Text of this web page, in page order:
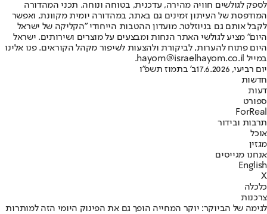
לספק לגולשים חוויה מהירה, עדכנית, בטוחה ונוחה. תכני המהדורה
המודפסת של העיתון זמינים גם באתר, במהדורה יומית מקוונת, ואפשר
לקבל אותם גם בניוזלטר. מועדון ההטבות הייחודי "הקליקה של ישראל
היום" מציע לגולשי האתר הנחות ומבצעים על מוצרים ושירותים. ישראל
היום פתוח להערות, לביקורת ולהצעות לשיפור מקהל הקוראים. פנו אלינו
במייל hayom@israelhayom.co.il.
יום רביעי, 17.6.2026
ב' בתמוז תשפ"ו
חדשות
דעות
ספורט
ForReal
תרבות ובידור
אוכל
מגזין
אנחנו מגייסים
English
X
כלכלה
צרכנות
לגימה של הביוקר: יוקר המחייה הופך גם את הפינוק היומי הזה למותרות